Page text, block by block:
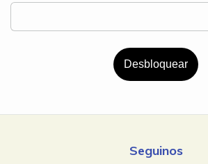
Desbloquear
Seguinos